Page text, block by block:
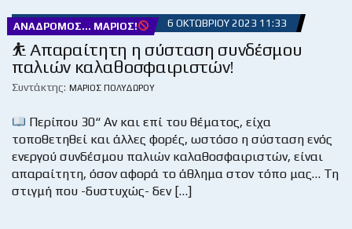
ΑΝΆΔΡΟΜΟΣ... ΜΆΡΙΟΣ! 6 ΟΚΤΩΒΡΊΟΥ 2023 11:33
⛹ Απαραίτητη η σύσταση συνδέσμου
παλιών καλαθοσφαιριστών!
Συντάκτης: ΜΆΡΙΟΣ ΠΟΛΥΔΏΡΟΥ
Περίπου 30“ Αν και επί του θέματος, είχα
τοποθετηθεί και άλλες φορές, ωστόσο η σύσταση ενός
ενεργού συνδέσμου παλιών καλαθοσφαιριστών, είναι
απαραίτητη, όσον αφορά το άθλημα στον τόπο μας… Τη
στιγμή που -δυστυχώς- δεν […]